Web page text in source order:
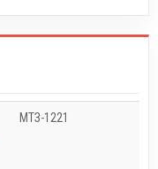
МТЗ-1221